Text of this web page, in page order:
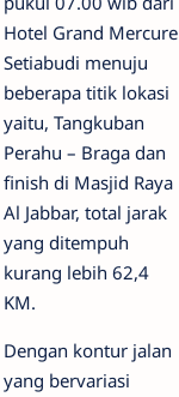
Hotel Grand Mercure
Setiabudi menuju
beberapa titik lokasi
yaitu, Tangkuban
Perahu – Braga dan
finish di Masjid Raya
Al Jabbar, total jarak
yang ditempuh
kurang lebih 62,4
KM.
Dengan kontur jalan
yang bervariasi